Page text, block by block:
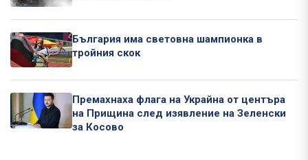
България има световна шампионка в
тройния скок
Премахнаха флага на Украйна от центъра
на Прищина след изявление на Зеленски
за Косово